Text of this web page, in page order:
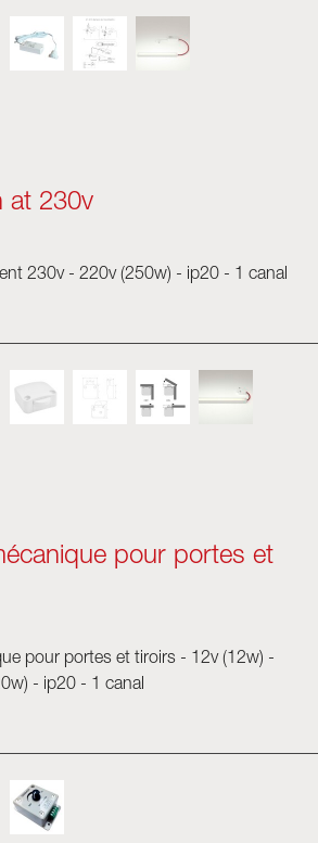
at 230v
230v - 220v (250w) - ip20 - 1 canal
pour portes et
pour portes et tiroirs - 12v (12w) -
- ip20 - 1 canal